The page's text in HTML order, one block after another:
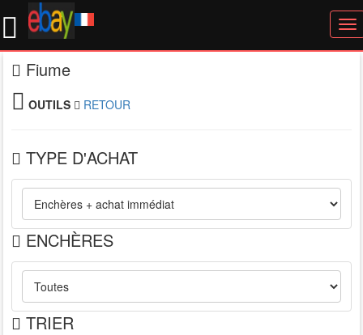
Fiume
OUTILS RETOUR
TYPE D'ACHAT
ENCHÈRES
TRIER